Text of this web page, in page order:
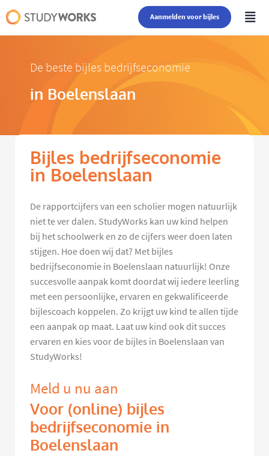
Aanmelden voor bijles
De beste bijles bedrijfseconomie
in Boelenslaan
Bijles bedrijfseconomie
in Boelenslaan
De rapportcijfers van een scholier mogen natuurlijk
niet te ver dalen. StudyWorks kan uw kind helpen
bij het schoolwerk en zo de cijfers weer doen laten
stijgen. Hoe doen wij dat? Met bijles
bedrijfseconomie in Boelenslaan natuurlijk! Onze
succesvolle aanpak komt doordat wij iedere leerling
met een persoonlijke, ervaren en gekwalificeerde
bijlescoach koppelen. Zo krijgt uw kind te allen tijde
een aanpak op maat. Laat uw kind ook dit succes
ervaren en kies voor de bijles in Boelenslaan van
StudyWorks!
Meld u nu aan
Voor (online) bijles
bedrijfseconomie in
Boelenslaan